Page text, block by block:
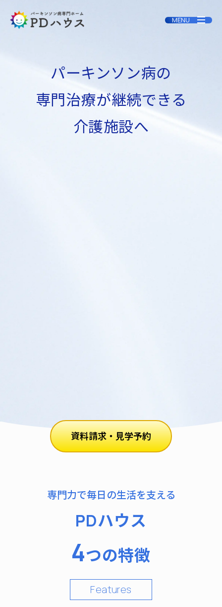
パーキンソン病の
専門治療が継続できる
介護施設へ
資料請求・見学予約
専門力で毎日の生活を支える
PDハウス
4つの特徴
Features